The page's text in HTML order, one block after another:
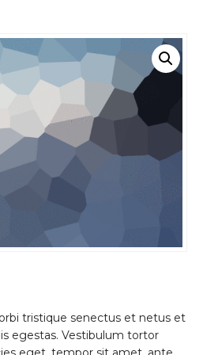
tristique senectus et netus et
egestas. Vestibulum tortor